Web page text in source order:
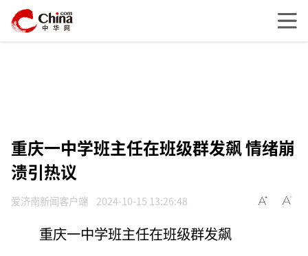
重庆一中学班主任在班级群发飙 情绪崩
溃引热议
爱济南新闻客户端 2024-10-15 13:26:48
重庆一中学班主任在班级群发飙